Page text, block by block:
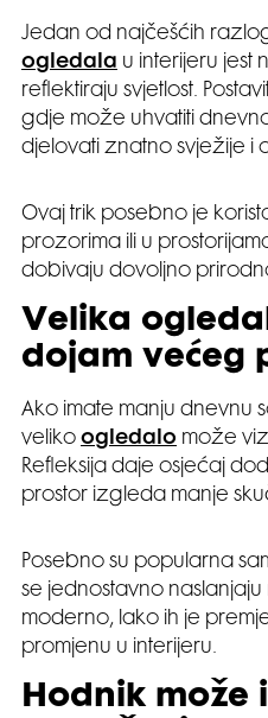
Jedan od najčešćih
ogledala u interijeru jest
reflektiraju svjetlost.
gdje može uhvatiti
djelovati znatno svježije i
Ovaj trik posebno je
prozorima ili u
dobivaju dovoljno
Velika
dojam većeg
Ako imate manju dnevnu
veliko ogledalo može
Refleksija daje osjećaj
prostor izgleda manje
Posebno su popularna
se jednostavno
moderno, lako ih je
promjenu u interijeru.
Hodnik može